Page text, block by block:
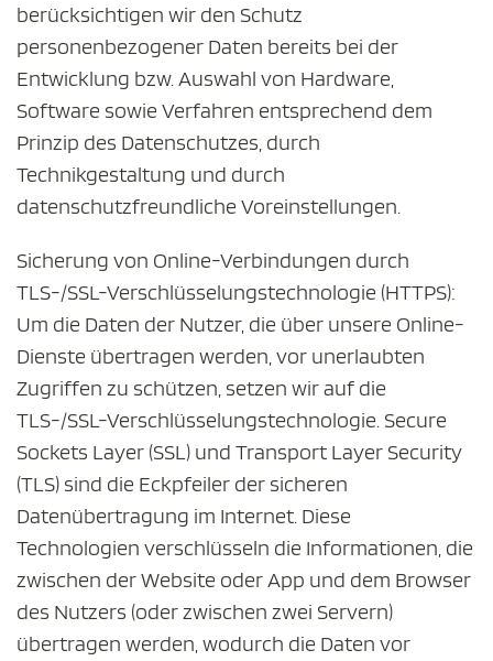
berücksichtigen wir den Schutz
personenbezogener Daten bereits bei der
Entwicklung bzw. Auswahl von Hardware,
Software sowie Verfahren entsprechend dem
Prinzip des Datenschutzes, durch
Technikgestaltung und durch
datenschutzfreundliche Voreinstellungen.
Sicherung von Online-Verbindungen durch
TLS-/SSL-Verschlüsselungstechnologie (HTTPS):
Um die Daten der Nutzer, die über unsere Online-
Dienste übertragen werden, vor unerlaubten
Zugriffen zu schützen, setzen wir auf die
TLS-/SSL-Verschlüsselungstechnologie. Secure
Sockets Layer (SSL) und Transport Layer Security
(TLS) sind die Eckpfeiler der sicheren
Datenübertragung im Internet. Diese
Technologien verschlüsseln die Informationen, die
zwischen der Website oder App und dem Browser
des Nutzers (oder zwischen zwei Servern)
übertragen werden, wodurch die Daten vor